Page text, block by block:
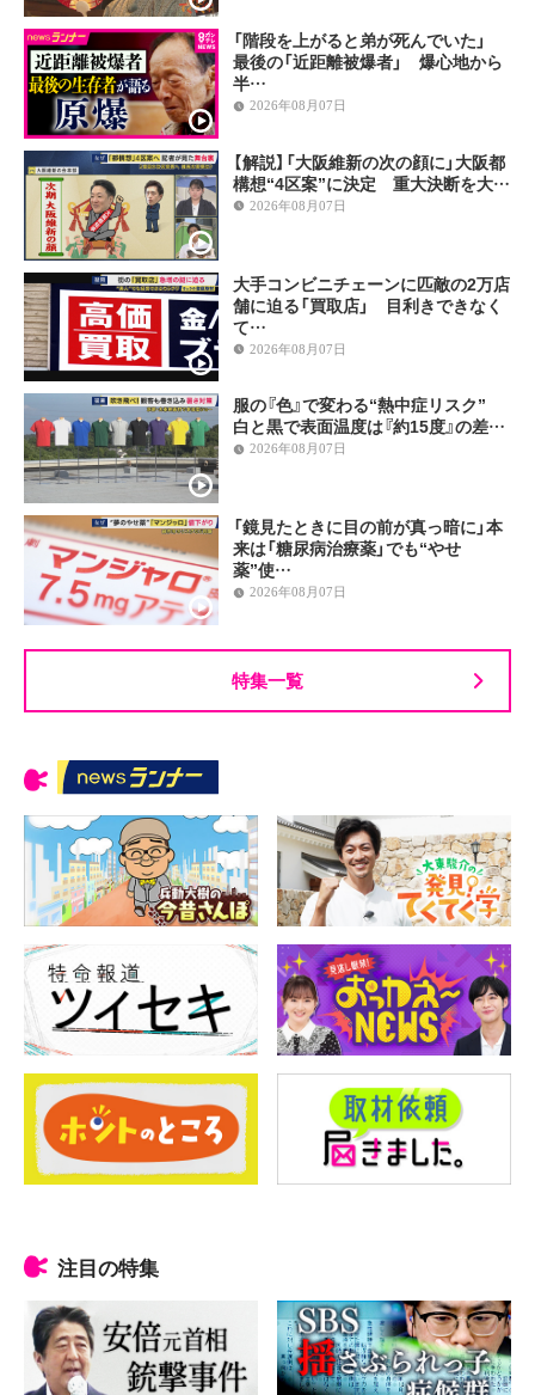
「階段を上がると弟が死んでいた」
最後の「近距離被爆者」 爆心地から
半…
2026年08月07日
【解説】「大阪維新の次の顔に」大阪都
構想“4区案”に決定 重大決断を大…
2026年08月07日
大手コンビニチェーンに匹敵の2万店
舗に迫る「買取店」 目利きできなく
て…
2026年08月07日
服の『色』で変わる“熱中症リスク”
白と黒で表面温度は『約15度』の差…
2026年08月07日
「鏡見たときに目の前が真っ暗に」本
来は「糖尿病治療薬」でも“やせ
薬”使…
2026年08月07日
特集一覧
注目の特集